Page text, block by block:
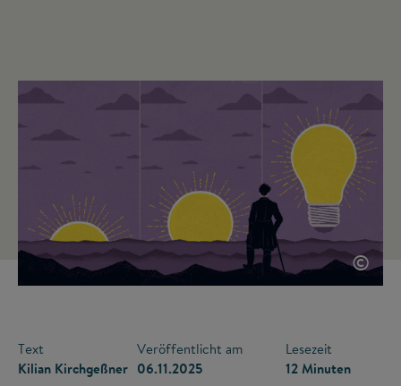
©
Text
Kilian Kirchgeßner
Veröffentlicht am
06.11.2025
Lesezeit
12 Minuten